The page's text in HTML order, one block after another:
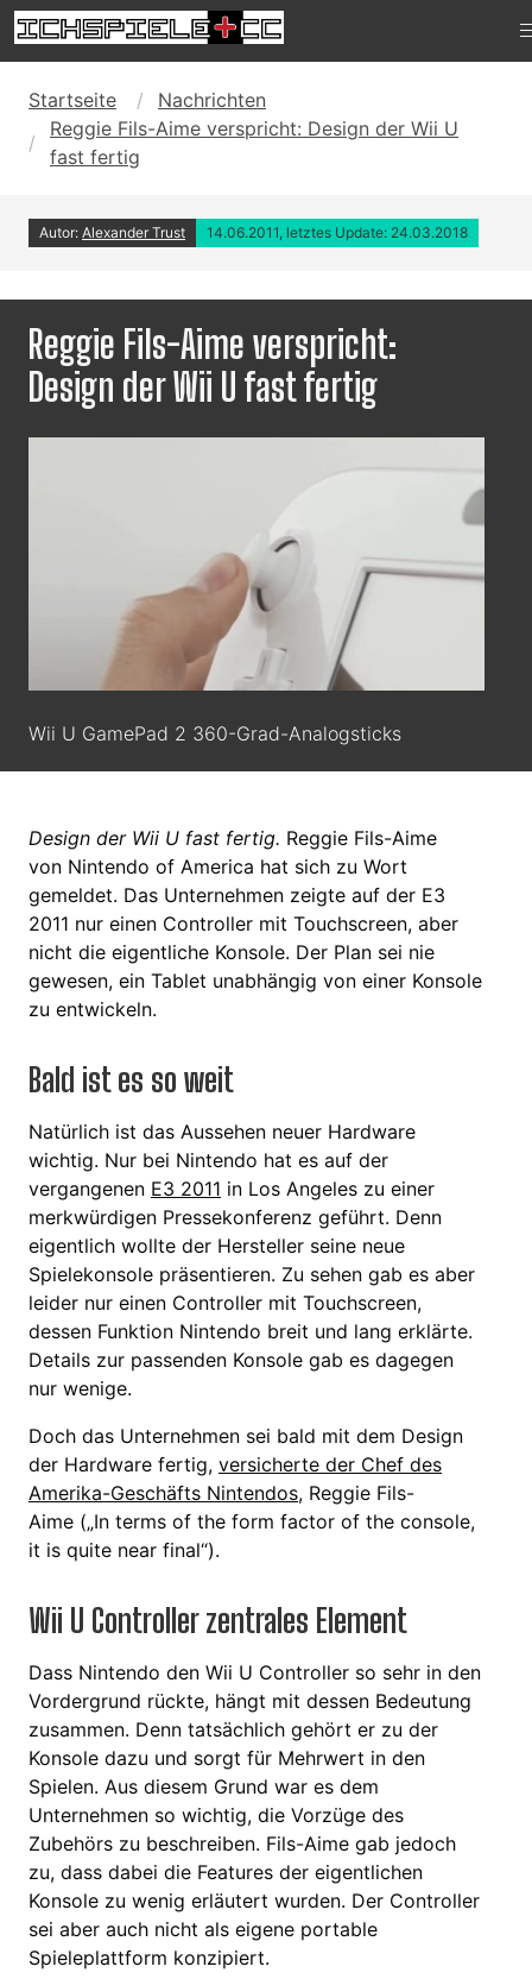
Startseite
Nachrichten
Reggie Fils-Aime verspricht: Design der Wii U
fast fertig
Autor: Alexander Trust 14.06.2011, letztes Update: 24.03.2018
Reggie Fils-Aime verspricht:
Design der Wii U fast fertig
Wii U GamePad 2 360-Grad-Analogsticks
Design der Wii U fast fertig. Reggie Fils-Aime
von Nintendo of America hat sich zu Wort
gemeldet. Das Unternehmen zeigte auf der E3
2011 nur einen Controller mit Touchscreen, aber
nicht die eigentliche Konsole. Der Plan sei nie
gewesen, ein Tablet unabhängig von einer Konsole
zu entwickeln.
Bald ist es so weit
Natürlich ist das Aussehen neuer Hardware
wichtig. Nur bei Nintendo hat es auf der
vergangenen E3 2011 in Los Angeles zu einer
merkwürdigen Pressekonferenz geführt. Denn
eigentlich wollte der Hersteller seine neue
Spielekonsole präsentieren. Zu sehen gab es aber
leider nur einen Controller mit Touchscreen,
dessen Funktion Nintendo breit und lang erklärte.
Details zur passenden Konsole gab es dagegen
nur wenige.
Doch das Unternehmen sei bald mit dem Design
der Hardware fertig, versicherte der Chef des
Amerika-Geschäfts Nintendos, Reggie Fils-
Aime („In terms of the form factor of the console,
it is quite near final“).
Wii U Controller zentrales Element
Dass Nintendo den Wii U Controller so sehr in den
Vordergrund rückte, hängt mit dessen Bedeutung
zusammen. Denn tatsächlich gehört er zu der
Konsole dazu und sorgt für Mehrwert in den
Spielen. Aus diesem Grund war es dem
Unternehmen so wichtig, die Vorzüge des
Zubehörs zu beschreiben. Fils-Aime gab jedoch
zu, dass dabei die Features der eigentlichen
Konsole zu wenig erläutert wurden. Der Controller
sei aber auch nicht als eigene portable
Spieleplattform konzipiert.